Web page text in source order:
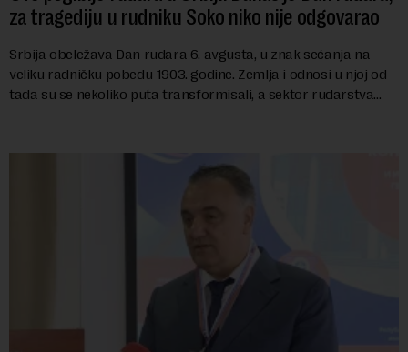
za tragediju u rudniku Soko niko nije odgovarao
Srbija obeležava Dan rudara 6. avgusta, u znak sećanja na
veliku radničku pobedu 1903. godine. Zemlja i odnosi u njoj od
tada su se nekoliko puta transformisali, a sektor rudarstva